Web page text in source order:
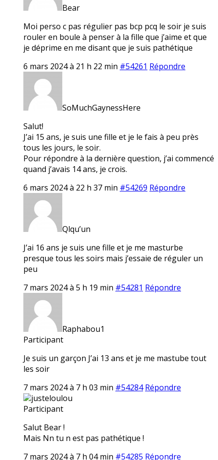
Bear
Moi perso c pas régulier pas bcp pcq le soir je suis
rouler en boule à penser à la fille que j’aime et que
je déprime en me disant que je suis pathétique
6 mars 2024 à 21 h 22 min #54261 Répondre
SoMuchGaynessHere
Salut!
J’ai 15 ans, je suis une fille et je le fais à peu près
tous les jours, le soir.
Pour répondre à la dernière question, j’ai commencé
quand j’avais 14 ans, je crois.
6 mars 2024 à 22 h 37 min #54269 Répondre
Qlqu’un
J’ai 16 ans je suis une fille et je me masturbe
presque tous les soirs mais j’essaie de réguler un
peu
7 mars 2024 à 5 h 19 min #54281 Répondre
Raphabou1
Participant
Je suis un garçon J’ai 13 ans et je me mastube tout
les soir
7 mars 2024 à 7 h 03 min #54284 Répondre
justeloulou
Participant
Salut Bear !
Mais Nn tu n est pas pathétique !
7 mars 2024 à 7 h 04 min #54285 Répondre